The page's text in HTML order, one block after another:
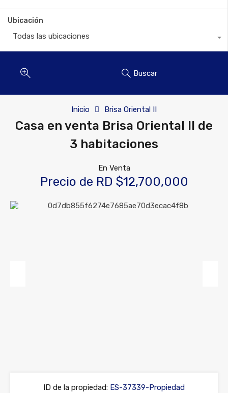
Ubicación
Todas las ubicaciones
Buscar
Inicio Brisa Oriental II
Casa en venta Brisa Oriental II de
3 habitaciones
En Venta
Precio de RD $12,700,000
ID de la propiedad: ES-37339-Propiedad